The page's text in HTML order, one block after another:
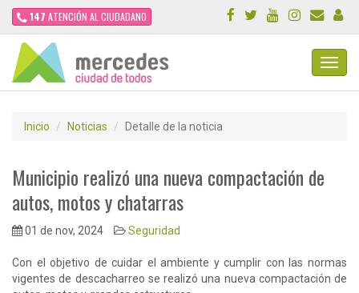
147 ATENCIÓN AL CIUDADANO
Inicio Noticias Detalle de la noticia
Municipio realizó una nueva compactación de
autos, motos y chatarras
01 de nov, 2024 Seguridad
Con el objetivo de cuidar el ambiente y cumplir con las normas
vigentes de descacharreo se realizó una nueva compactación de